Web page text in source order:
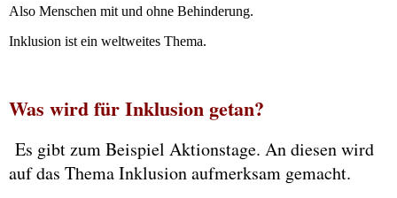
Also Menschen mit und ohne Behinderung.
Inklusion ist ein weltweites Thema.
Was wird für Inklusion getan?
Es gibt zum Beispiel Aktionstage. An diesen wird
auf das Thema Inklusion aufmerksam gemacht.